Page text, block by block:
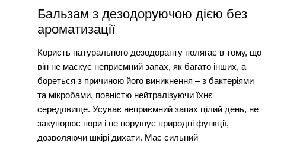
Бальзам з дезодоруючою дією без
ароматизації
Користь натурального дезодоранту полягає в тому, що
він не маскує неприємний запах, як багато інших, а
бореться з причиною його виникнення – з бактеріями
та мікробами, повністю нейтралізуючи їхнє
середовище. Усуває неприємний запах цілий день, не
закупорює пори і не порушує природні функції,
дозволяючи шкірі дихати. Має сильний